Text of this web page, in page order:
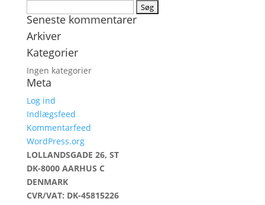
efter:
Seneste kommentarer
Arkiver
Kategorier
Ingen kategorier
Meta
Log ind
Indlægsfeed
Kommentarfeed
WordPress.org
LOLLANDSGADE 26, ST
DK-8000 AARHUS C
DENMARK
CVR/VAT: DK-45815226